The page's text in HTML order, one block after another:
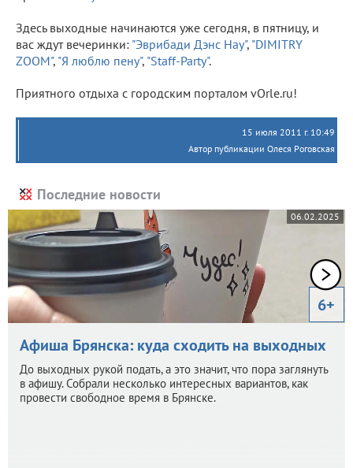
Здесь выходные начинаются уже сегодня, в пятницу, и
вас ждут вечеринки: "Эврибади Дэнс Нау", "DIMITRY
ZOOM", "Я люблю пену", "Staff-Party".
Приятного отдыха с городским порталом vOrle.ru!
15 июля 2011 г. 10:49
Автор публикации Олеся Роговская
Последние новости
06.02.2025
6+
Афиша Брянска: куда сходить на выходных
До выходных рукой подать, а это значит, что пора заглянуть
в афишу. Собрали несколько интересных вариантов, как
провести свободное время в Брянске.